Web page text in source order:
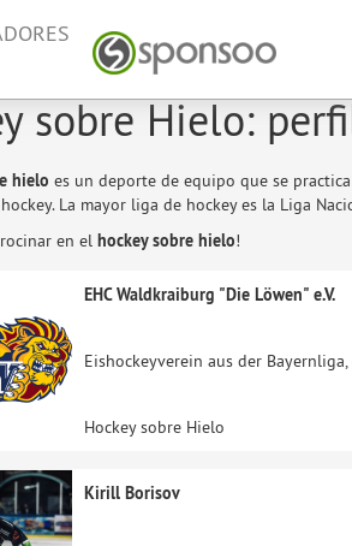
sobre Hielo:
hielo es un deporte de equipo que se
La mayor liga de hockey es la Liga
en el hockey sobre hielo!
EHC Waldkraiburg "Die Löwen" e.V.
Eishockeyverein aus der
Hockey sobre Hielo
Kirill Borisov